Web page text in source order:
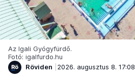
Az Igali Gyógyfürdő.
Fotó: igalfurdo.hu
Röviden
2026. augusztus 8. 17:08